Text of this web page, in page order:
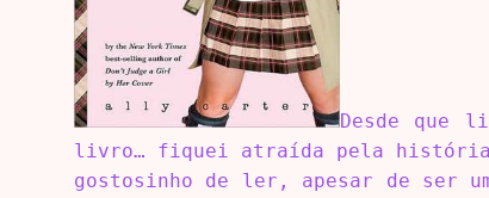
Desde
livro… fiquei atraída pela história…
gostosinho de ler, apesar de ser